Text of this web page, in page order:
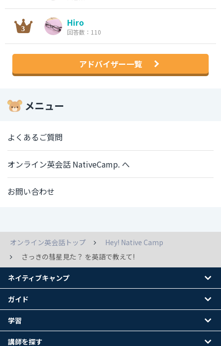
Hiro
回答数：110
アドバイザー一覧
メニュー
よくあるご質問
オンライン英会話 NativeCamp. へ
お問い合わせ
オンライン英会話トップ
Hey! Native Camp
さっきの彗星見た？ を英語で教えて!
ネイティブキャンプ
ガイド
学習
講師を探す